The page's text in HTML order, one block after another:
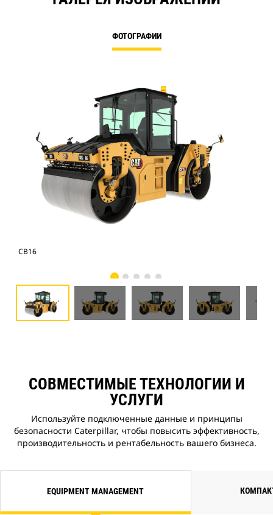
ФОТОГРАФИИ
CB16
СОВМЕСТИМЫЕ ТЕХНОЛОГИИ И
УСЛУГИ
Используйте подключенные данные и принципы
безопасности Caterpillar, чтобы повысить эффективность,
производительность и рентабельность вашего бизнеса.
EQUIPMENT MANAGEMENT